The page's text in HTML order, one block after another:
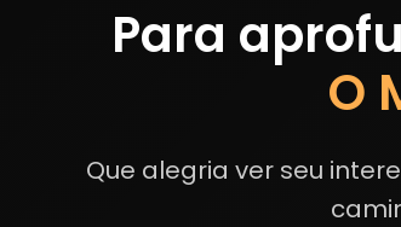
Para
O
Que alegria ver seu